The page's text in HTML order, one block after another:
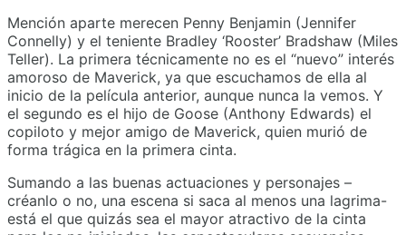
Mención aparte merecen Penny Benjamin (Jennifer
Connelly) y el teniente Bradley ‘Rooster’ Bradshaw (Miles
Teller). La primera técnicamente no es el “nuevo” interés
amoroso de Maverick, ya que escuchamos de ella al
inicio de la película anterior, aunque nunca la vemos. Y
el segundo es el hijo de Goose (Anthony Edwards) el
copiloto y mejor amigo de Maverick, quien murió de
forma trágica en la primera cinta.
Sumando a las buenas actuaciones y personajes –
créanlo o no, una escena si saca al menos una lagrima-
está el que quizás sea el mayor atractivo de la cinta